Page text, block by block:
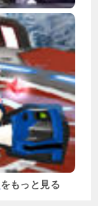
をもっと見る